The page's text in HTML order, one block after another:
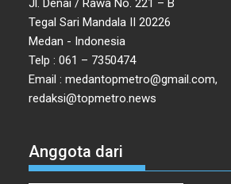
Jl. Denai / Rawa No. 221 – B
Tegal Sari Mandala II 20226
Medan - Indonesia
Telp : 061 – 7350474
Email : medantopmetro@gmail.com,
redaksi@topmetro.news
Anggota dari